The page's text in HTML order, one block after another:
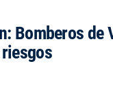
Bomberos de